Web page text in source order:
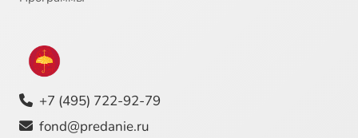
+7 (495) 722-92-79
fond@predanie.ru